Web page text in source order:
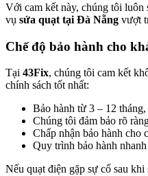
Với cam kết này, chúng tôi luôn
vụ sửa quạt tại Đà Nẵng vượt
Chế độ bảo hành cho
Tại 43Fix, chúng tôi cam kết
chính sách tốt nhất:
Bảo hành từ 3 – 12
Chúng tôi đảm bảo rõ
Chấp nhận bảo hành cho
Quy trình bảo hành
Nếu quạt điện gặp sự cố sau